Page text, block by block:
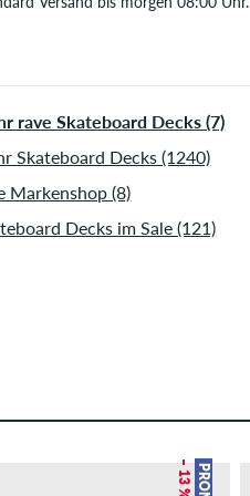
rave Skateboard Decks (7)
Skateboard Decks (1240)
Markenshop (8)
Decks im Sale (121)
– 13 %